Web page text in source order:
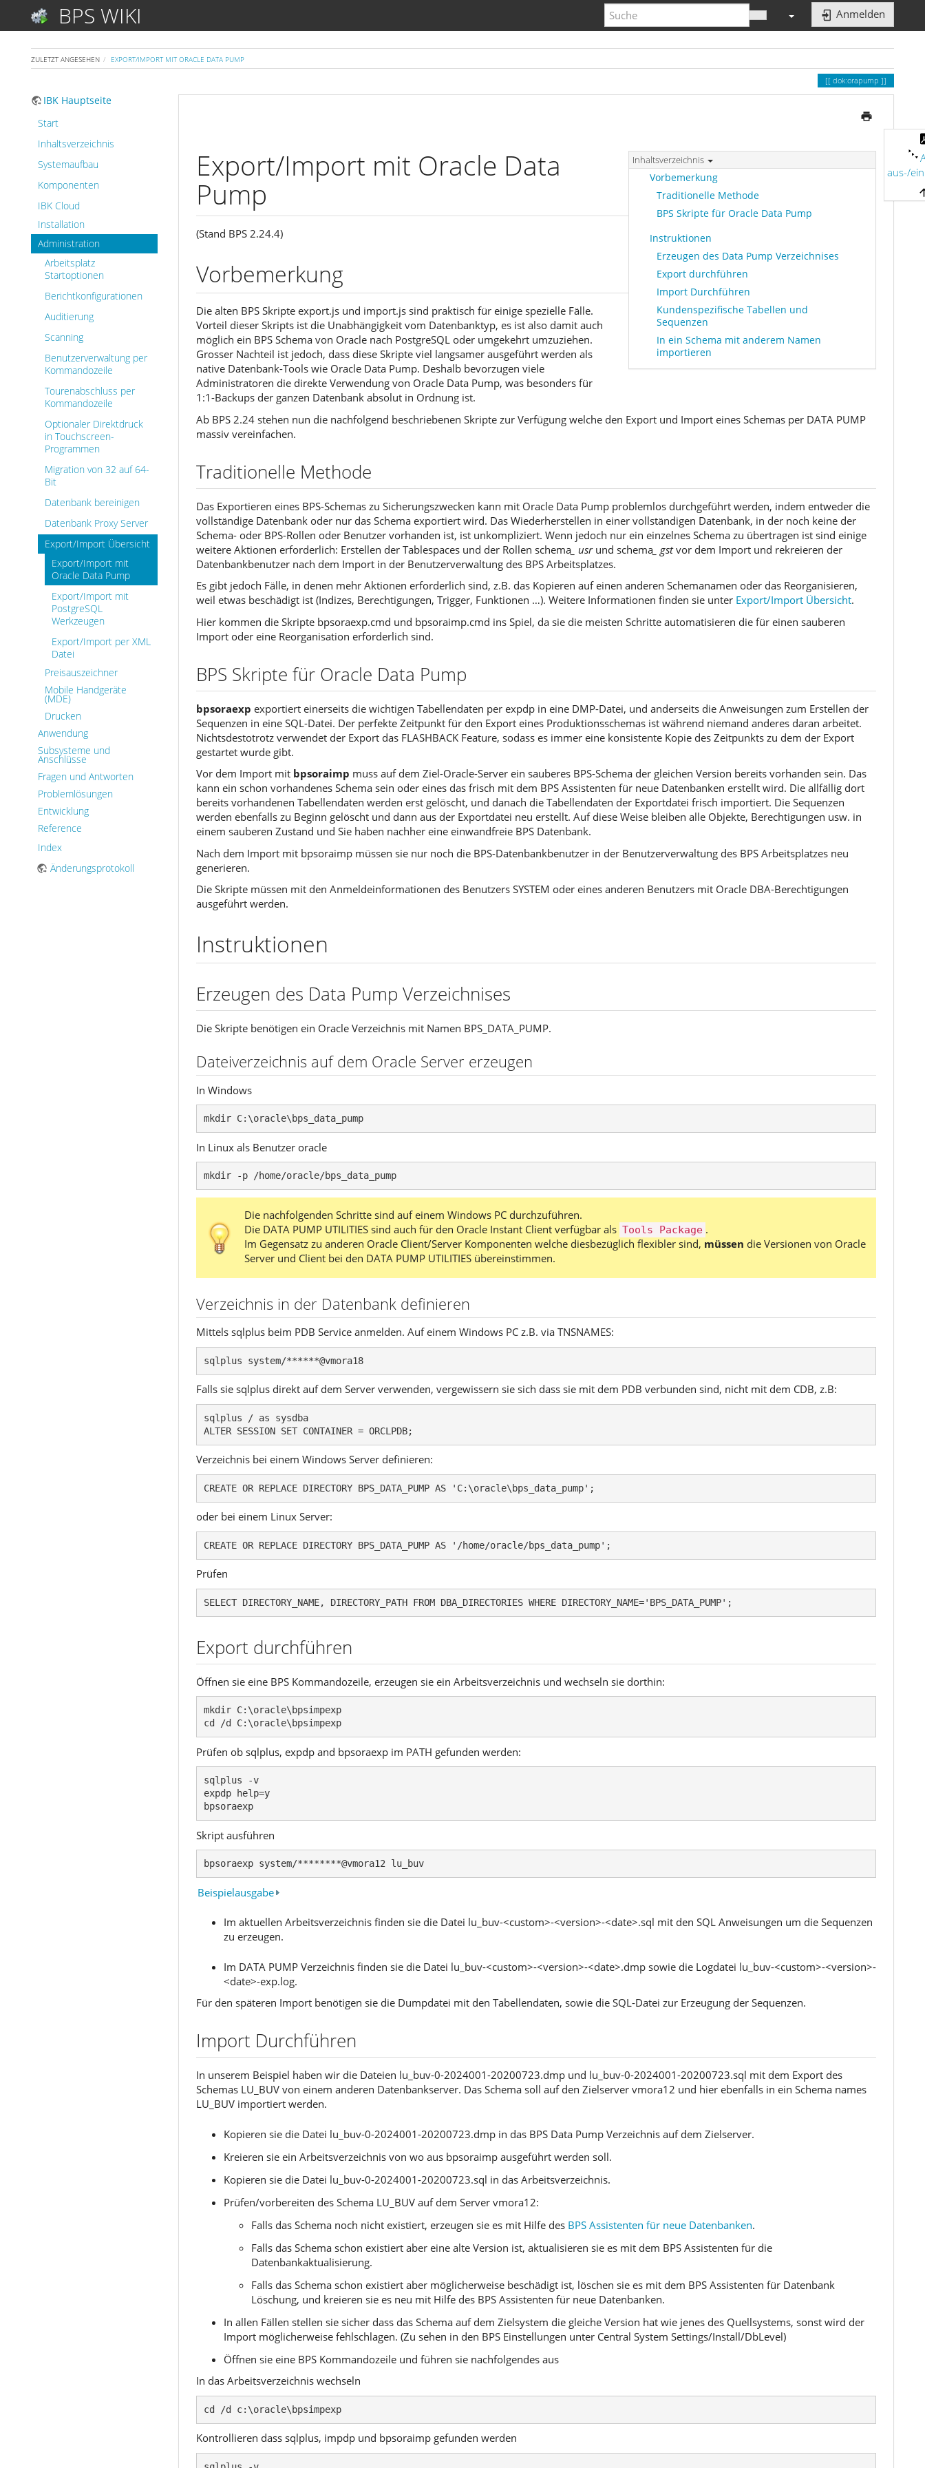
BPS WIKI Anmelden
ZULETZT ANGESEHEN EXPORT/IMPORT MIT ORACLE DATA PUMP
dok:orapump
IBK Hauptseite
Start
Inhaltsverzeichnis
Systemaufbau
Komponenten
IBK Cloud
Installation
Administration
Arbeitsplatz
Startoptionen
Berichtkonfigurationen
Auditierung
Scanning
Benutzerverwaltung per
Kommandozeile
Tourenabschluss per
Kommandozeile
Optionaler Direktdruck
in Touchscreen-
Programmen
Migration von 32 auf 64-
Bit
Datenbank bereinigen
Datenbank Proxy Server
Export/Import Übersicht
Export/Import mit
Oracle Data Pump
Export/Import mit
PostgreSQL
Werkzeugen
Export/Import per XML
Datei
Preisauszeichner
Mobile Handgeräte
(MDE)
Drucken
Anwendung
Subsysteme und
Anschlüsse
Fragen und Antworten
Problemlösungen
Entwicklung
Reference
Index
Änderungsprotokoll
aus-/
Inhaltsverzeichnis
Vorbemerkung
Traditionelle Methode
BPS Skripte für Oracle Data Pump
Instruktionen
Erzeugen des Data Pump Verzeichnises
Export durchführen
Import Durchführen
Kundenspezifische Tabellen und
Sequenzen
In ein Schema mit anderem Namen
importieren
Export/Import mit Oracle Data
Pump
(Stand BPS 2.24.4)
Vorbemerkung
Die alten BPS Skripte export.js und import.js sind praktisch für einige spezielle Fälle.
Vorteil dieser Skripts ist die Unabhängigkeit vom Datenbanktyp, es ist also damit auch
möglich ein BPS Schema von Oracle nach PostgreSQL oder umgekehrt umzuziehen.
Grosser Nachteil ist jedoch, dass diese Skripte viel langsamer ausgeführt werden als
native Datenbank-Tools wie Oracle Data Pump. Deshalb bevorzugen viele
Administratoren die direkte Verwendung von Oracle Data Pump, was besonders für
1:1-Backups der ganzen Datenbank absolut in Ordnung ist.
Ab BPS 2.24 stehen nun die nachfolgend beschriebenen Skripte zur Verfügung welche den Export und Import eines Schemas per DATA PUMP
massiv vereinfachen.
Traditionelle Methode
Das Exportieren eines BPS-Schemas zu Sicherungszwecken kann mit Oracle Data Pump problemlos durchgeführt werden, indem entweder die
vollständige Datenbank oder nur das Schema exportiert wird. Das Wiederherstellen in einer vollständigen Datenbank, in der noch keine der
Schema- oder BPS-Rollen oder Benutzer vorhanden ist, ist unkompliziert. Wenn jedoch nur ein einzelnes Schema zu übertragen ist sind einige
weitere Aktionen erforderlich: Erstellen der Tablespaces und der Rollen schema _ usrund schema _ gstvor dem Import und rekreieren der
Datenbankbenutzer nach dem Import in der Benutzerverwaltung des BPS Arbeitsplatzes.
Es gibt jedoch Fälle, in denen mehr Aktionen erforderlich sind, z.B. das Kopieren auf einen anderen Schemanamen oder das Reorganisieren,
weil etwas beschädigt ist (Indizes, Berechtigungen, Trigger, Funktionen …). Weitere Informationen finden sie unter Export/Import Übersicht.
Hier kommen die Skripte bpsoraexp.cmd und bpsoraimp.cmd ins Spiel, da sie die meisten Schritte automatisieren die für einen sauberen
Import oder eine Reorganisation erforderlich sind.
BPS Skripte für Oracle Data Pump
bpsoraexp exportiert einerseits die wichtigen Tabellendaten per expdp in eine DMP-Datei, und anderseits die Anweisungen zum Erstellen der
Sequenzen in eine SQL-Datei. Der perfekte Zeitpunkt für den Export eines Produktionsschemas ist während niemand anderes daran arbeitet.
Nichtsdestotrotz verwendet der Export das FLASHBACK Feature, sodass es immer eine konsistente Kopie des Zeitpunkts zu dem der Export
gestartet wurde gibt.
Vor dem Import mit bpsoraimp muss auf dem Ziel-Oracle-Server ein sauberes BPS-Schema der gleichen Version bereits vorhanden sein. Das
kann ein schon vorhandenes Schema sein oder eines das frisch mit dem BPS Assistenten für neue Datenbanken erstellt wird. Die allfällig dort
bereits vorhandenen Tabellendaten werden erst gelöscht, und danach die Tabellendaten der Exportdatei frisch importiert. Die Sequenzen
werden ebenfalls zu Beginn gelöscht und dann aus der Exportdatei neu erstellt. Auf diese Weise bleiben alle Objekte, Berechtigungen usw. in
einem sauberen Zustand und Sie haben nachher eine einwandfreie BPS Datenbank.
Nach dem Import mit bpsoraimp müssen sie nur noch die BPS-Datenbankbenutzer in der Benutzerverwaltung des BPS Arbeitsplatzes neu
generieren.
Die Skripte müssen mit den Anmeldeinformationen des Benutzers SYSTEM oder eines anderen Benutzers mit Oracle DBA-Berechtigungen
ausgeführt werden.
Instruktionen
Erzeugen des Data Pump Verzeichnises
Die Skripte benötigen ein Oracle Verzeichnis mit Namen BPS_DATA_PUMP.
Dateiverzeichnis auf dem Oracle Server erzeugen
In Windows
mkdir C:\oracle\bps_data_pump
In Linux als Benutzer oracle
mkdir -p /home/oracle/bps_data_pump
Die nachfolgenden Schritte sind auf einem Windows PC durchzuführen.
Die DATA PUMP UTILITIES sind auch für den Oracle Instant Client verfügbar als Tools Package .
Im Gegensatz zu anderen Oracle Client/Server Komponenten welche diesbezüglich flexibler sind, müssen die Versionen von Oracle
Server und Client bei den DATA PUMP UTILITIES übereinstimmen.
Verzeichnis in der Datenbank definieren
Mittels sqlplus beim PDB Service anmelden. Auf einem Windows PC z.B. via TNSNAMES:
sqlplus system/******@vmora18
Falls sie sqlplus direkt auf dem Server verwenden, vergewissern sie sich dass sie mit dem PDB verbunden sind, nicht mit dem CDB, z.B:
sqlplus / as sysdba
ALTER SESSION SET CONTAINER = ORCLPDB;
Verzeichnis bei einem Windows Server definieren:
CREATE OR REPLACE DIRECTORY BPS_DATA_PUMP AS 'C:\oracle\bps_data_pump';
oder bei einem Linux Server:
CREATE OR REPLACE DIRECTORY BPS_DATA_PUMP AS '/home/oracle/bps_data_pump';
Prüfen
SELECT DIRECTORY_NAME, DIRECTORY_PATH FROM DBA_DIRECTORIES WHERE DIRECTORY_NAME='BPS_DATA_PUMP';
Export durchführen
Öffnen sie eine BPS Kommandozeile, erzeugen sie ein Arbeitsverzeichnis und wechseln sie dorthin:
mkdir C:\oracle\bpsimpexp
cd /d C:\oracle\bpsimpexp
Prüfen ob sqlplus, expdp and bpsoraexp im PATH gefunden werden:
sqlplus -v
expdp help=y
bpsoraexp
Skript ausführen
bpsoraexp system/********@vmora12 lu_buv
Beispielausgabe
Im aktuellen Arbeitsverzeichnis finden sie die Datei lu_buv-<custom>-<version>-<date>.sql mit den SQL Anweisungen um die Sequenzen
zu erzeugen.
Im DATA PUMP Verzeichnis finden sie die Datei lu_buv-<custom>-<version>-<date>.dmp sowie die Logdatei lu_buv-<custom>-<version>-
<date>-exp.log.
Für den späteren Import benötigen sie die Dumpdatei mit den Tabellendaten, sowie die SQL-Datei zur Erzeugung der Sequenzen.
Import Durchführen
In unserem Beispiel haben wir die Dateien lu_buv-0-2024001-20200723.dmp und lu_buv-0-2024001-20200723.sql mit dem Export des
Schemas LU_BUV von einem anderen Datenbankserver. Das Schema soll auf den Zielserver vmora12 und hier ebenfalls in ein Schema names
LU_BUV importiert werden.
Kopieren sie die Datei lu_buv-0-2024001-20200723.dmp in das BPS Data Pump Verzeichnis auf dem Zielserver.
Kreieren sie ein Arbeitsverzeichnis von wo aus bpsoraimp ausgeführt werden soll.
Kopieren sie die Datei lu_buv-0-2024001-20200723.sql in das Arbeitsverzeichnis.
Prüfen/vorbereiten des Schema LU_BUV auf dem Server vmora12:
Falls das Schema noch nicht existiert, erzeugen sie es mit Hilfe des BPS Assistenten für neue Datenbanken.
Falls das Schema schon existiert aber eine alte Version ist, aktualisieren sie es mit dem BPS Assistenten für die
Datenbankaktualisierung.
Falls das Schema schon existiert aber möglicherweise beschädigt ist, löschen sie es mit dem BPS Assistenten für Datenbank
Löschung, und kreieren sie es neu mit Hilfe des BPS Assistenten für neue Datenbanken.
In allen Fällen stellen sie sicher dass das Schema auf dem Zielsystem die gleiche Version hat wie jenes des Quellsystems, sonst wird der
Import möglicherweise fehlschlagen. (Zu sehen in den BPS Einstellungen unter Central System Settings/Install/DbLevel)
Öffnen sie eine BPS Kommandozeile und führen sie nachfolgendes aus
In das Arbeitsverzeichnis wechseln
cd /d c:\oracle\bpsimpexp
Kontrollieren dass sqlplus, impdp und bpsoraimp gefunden werden